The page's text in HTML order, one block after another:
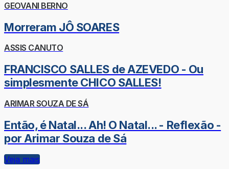
GEOVANI BERNO
Morreram JÔ SOARES
ASSIS CANUTO
FRANCISCO SALLES de AZEVEDO - Ou
simplesmente CHICO SALLES!
ARIMAR SOUZA DE SÁ
Então, é Natal... Ah! O Natal... - Reflexão -
por Arimar Souza de Sá
Veja mais